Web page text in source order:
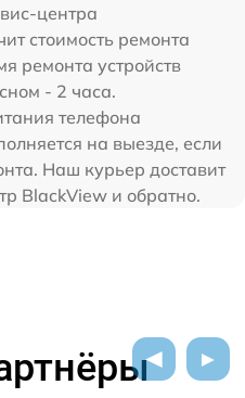
центра
стоимость ремонта
ремонта устройств
- 2 часа.
телефона
на выезде, если
Наш курьер доставит
BlackView и обратно.